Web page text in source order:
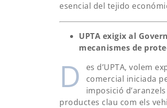
esencial del tejido
UPTA exigix al
mecanismes de
D
es d’UPTA, volem
comercial iniciada
imposició
productes clau com els